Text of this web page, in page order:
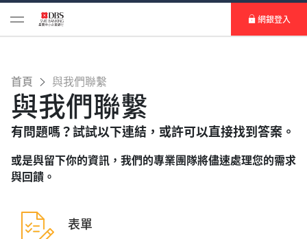
網銀登入
首頁 與我們聯繫
與我們聯繫
有問題嗎？試試以下連結，或許可以直接找到答案。
或是與留下你的資訊，我們的專業團隊將儘速處理您的需求
與回饋。
表單